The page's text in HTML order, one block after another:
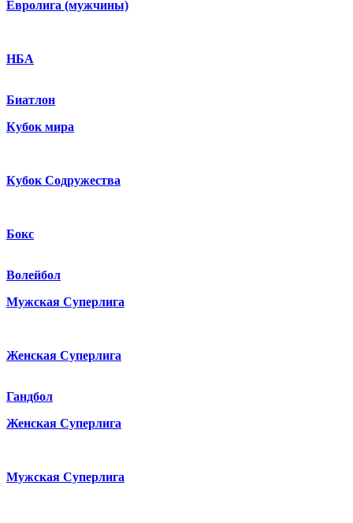
Евролига (мужчины)
НБА
Биатлон
Кубок мира
Кубок Содружества
Бокс
Волейбол
Мужская Суперлига
Женская Суперлига
Гандбол
Женская Суперлига
Мужская Суперлига